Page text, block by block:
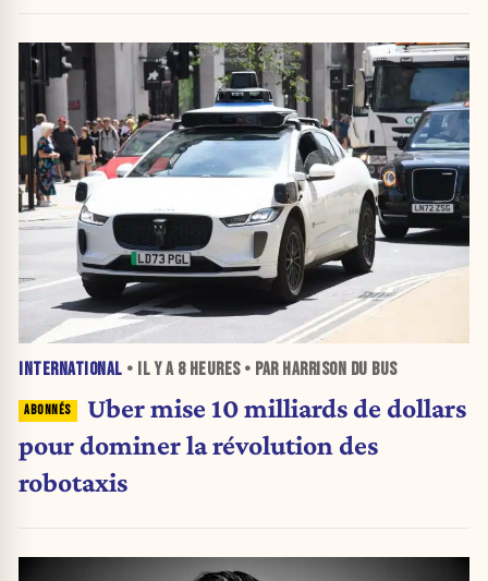
INTERNATIONAL • IL Y A 8 HEURES• PAR HARRISON DU BUS
Uber mise 10 milliards de dollars
pour dominer la révolution des
robotaxis